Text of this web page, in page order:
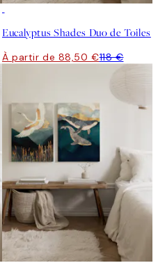
Eucalyptus Shades Duo de Toiles
À partir de 88,50 €118 €